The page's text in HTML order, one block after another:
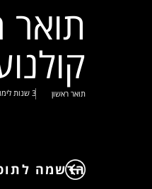
תואר
תואר ראשון 3 שנות לימוד
הרשמה